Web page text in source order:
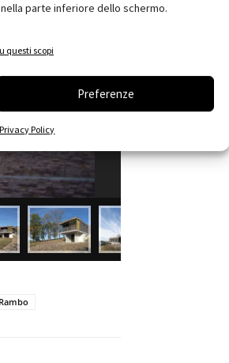
parte inferiore dello schermo.
questi scopi
Preferenze
Privacy Policy